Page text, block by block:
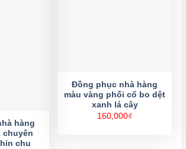
hàng
chuyên
chu
Đồng phục nhà hàng
màu vàng phối cổ bo dệt
xanh lá cây
160,000₫